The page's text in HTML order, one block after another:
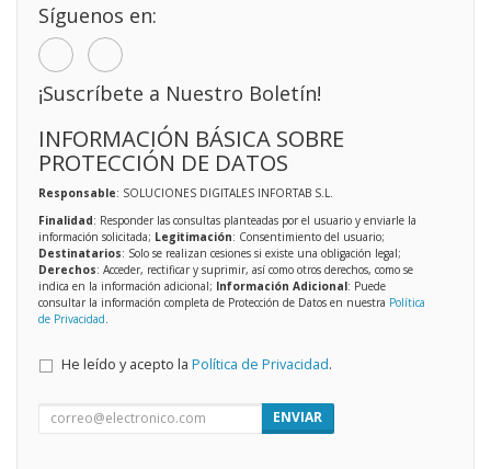
Síguenos en:
¡Suscríbete a Nuestro Boletín!
INFORMACIÓN BÁSICA SOBRE
PROTECCIÓN DE DATOS
Responsable: SOLUCIONES DIGITALES INFORTAB S.L.
Finalidad: Responder las consultas planteadas por el usuario y enviarle la
información solicitada; Legitimación: Consentimiento del usuario;
Destinatarios: Solo se realizan cesiones si existe una obligación legal;
Derechos: Acceder, rectificar y suprimir, así como otros derechos, como se
indica en la información adicional; Información Adicional: Puede
consultar la información completa de Protección de Datos en nuestra Política
de Privacidad.
He leído y acepto la Política de Privacidad.
ENVIAR